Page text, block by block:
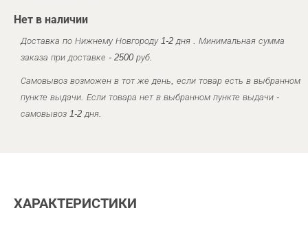
Нет в наличии
Доставка по Нижнему Новгороду 1-2 дня . Минимальная сумма
заказа при доставке - 2500 руб.
Самовывоз возможен в тот же день, если товар есть в выбранном
пункте выдачи. Если товара нет в выбранном пункте выдачи -
самовывоз 1-2 дня.
ХАРАКТЕРИСТИКИ